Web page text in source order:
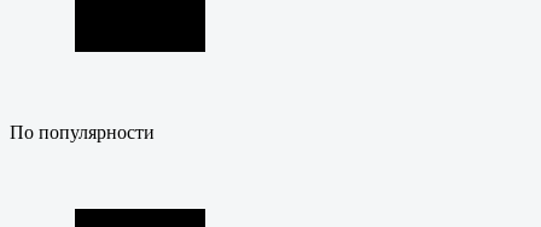
По популярности